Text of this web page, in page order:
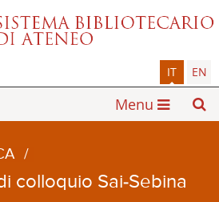
IT EN
Menu
/
colloquio Sai-Sebina